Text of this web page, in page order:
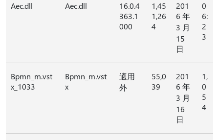
Aec.dll Aec.dll
16.0.4
363.1
000
1,45
1,26
4
201
6 年
3 月
15
日
0
6:
2
3
Bpmn_m.vst
x_1033
Bpmn_m.vst
x
適用
外
55,0
39
201
6 年
3 月
16
日
1,
0
5
4